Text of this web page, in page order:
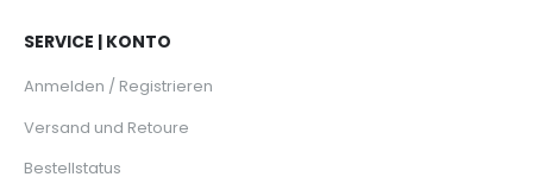
SERVICE | KONTO
Anmelden / Registrieren
Versand und Retoure
Bestellstatus